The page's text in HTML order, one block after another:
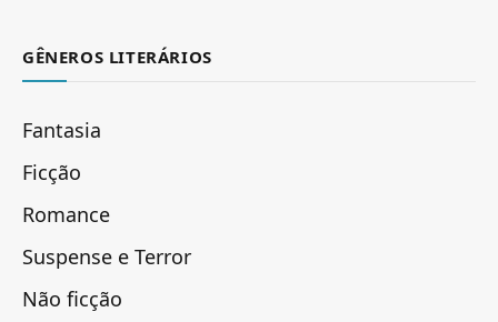
GÊNEROS LITERÁRIOS
Fantasia
Ficção
Romance
Suspense e Terror
Não ficção